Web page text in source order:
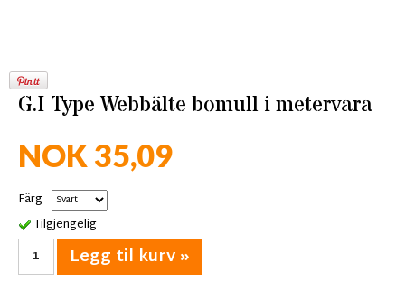
G.I Type Webbälte bomull i metervara
NOK 35,09
Färg
Tilgjengelig
Legg til kurv »